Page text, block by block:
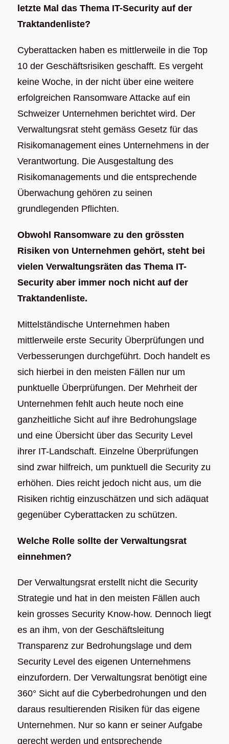
letzte Mal das Thema IT-Security auf der
Traktandenliste?
Cyberattacken haben es mittlerweile in die Top
10 der Geschäftsrisiken geschafft. Es vergeht
keine Woche, in der nicht über eine weitere
erfolgreichen Ransomware Attacke auf ein
Schweizer Unternehmen berichtet wird. Der
Verwaltungsrat steht gemäss Gesetz für das
Risikomanagement eines Unternehmens in der
Verantwortung. Die Ausgestaltung des
Risikomanagements und die entsprechende
Überwachung gehören zu seinen
grundlegenden Pflichten.
Obwohl Ransomware zu den grössten
Risiken von Unternehmen gehört, steht bei
vielen Verwaltungsräten das Thema IT-
Security aber immer noch nicht auf der
Traktandenliste.
Mittelständische Unternehmen haben
mittlerweile erste Security Überprüfungen und
Verbesserungen durchgeführt. Doch handelt es
sich hierbei in den meisten Fällen nur um
punktuelle Überprüfungen. Der Mehrheit der
Unternehmen fehlt auch heute noch eine
ganzheitliche Sicht auf ihre Bedrohungslage
und eine Übersicht über das Security Level
ihrer IT-Landschaft. Einzelne Überprüfungen
sind zwar hilfreich, um punktuell die Security zu
erhöhen. Dies reicht jedoch nicht aus, um die
Risiken richtig einzuschätzen und sich adäquat
gegenüber Cyberattacken zu schützen.
Welche Rolle sollte der Verwaltungsrat
einnehmen?
Der Verwaltungsrat erstellt nicht die Security
Strategie und hat in den meisten Fällen auch
kein grosses Security Know-how. Dennoch liegt
es an ihm, von der Geschäftsleitung
Transparenz zur Bedrohungslage und dem
Security Level des eigenen Unternehmens
einzufordern. Der Verwaltungsrat benötigt eine
360° Sicht auf die Cyberbedrohungen und den
daraus resultierenden Risiken für das eigene
Unternehmen. Nur so kann er seiner Aufgabe
gerecht werden und entsprechende